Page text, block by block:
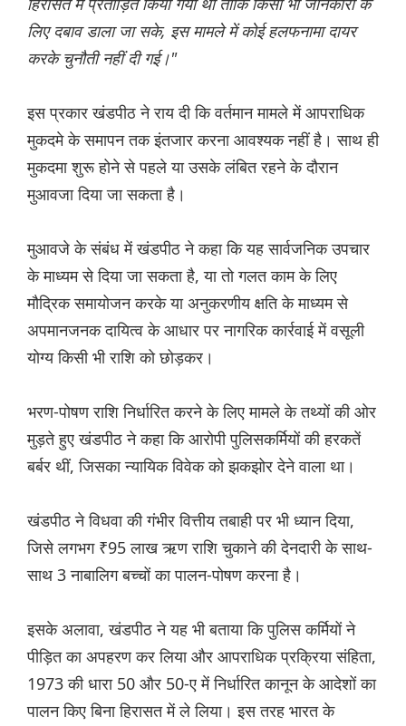
लिए दबाव डाला जा सके, इस मामले में कोई हलफनामा दायर
करके चुनौती नहीं दी गई।"
इस प्रकार खंडपीठ ने राय दी कि वर्तमान मामले में आपराधिक
मुकदमे के समापन तक इंतजार करना आवश्यक नहीं है। साथ ही
मुकदमा शुरू होने से पहले या उसके लंबित रहने के दौरान
मुआवजा दिया जा सकता है।
मुआवजे के संबंध में खंडपीठ ने कहा कि यह सार्वजनिक उपचार
के माध्यम से दिया जा सकता है, या तो गलत काम के लिए
मौद्रिक समायोजन करके या अनुकरणीय क्षति के माध्यम से
अपमानजनक दायित्व के आधार पर नागरिक कार्रवाई में वसूली
योग्य किसी भी राशि को छोड़कर।
भरण-पोषण राशि निर्धारित करने के लिए मामले के तथ्यों की ओर
मुड़ते हुए खंडपीठ ने कहा कि आरोपी पुलिसकर्मियों की हरकतें
बर्बर थीं, जिसका न्यायिक विवेक को झकझोर देने वाला था।
खंडपीठ ने विधवा की गंभीर वित्तीय तबाही पर भी ध्यान दिया,
जिसे लगभग ₹95 लाख ऋण राशि चुकाने की देनदारी के साथ-
साथ 3 नाबालिग बच्चों का पालन-पोषण करना है।
इसके अलावा, खंडपीठ ने यह भी बताया कि पुलिस कर्मियों ने
पीड़ित का अपहरण कर लिया और आपराधिक प्रक्रिया संहिता,
1973 की धारा 50 और 50-ए में निर्धारित कानून के आदेशों का
पालन किए बिना हिरासत में ले लिया। इस तरह भारत के